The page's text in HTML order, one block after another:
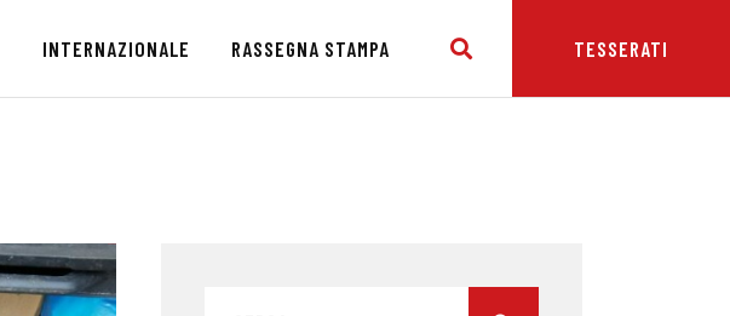
INTERNAZIONALE RASSEGNA STAMPA TESSERATI